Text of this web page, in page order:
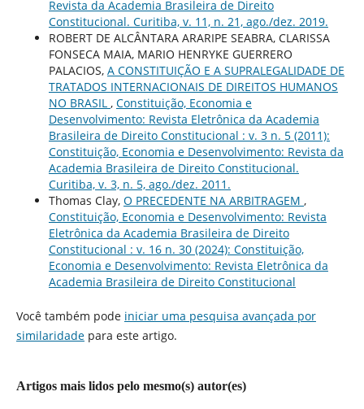
Revista da Academia Brasileira de Direito
Constitucional. Curitiba, v. 11, n. 21, ago./dez. 2019.
ROBERT DE ALCÂNTARA ARARIPE SEABRA, CLARISSA
FONSECA MAIA, MARIO HENRYKE GUERRERO
PALACIOS, A CONSTITUIÇÃO E A SUPRALEGALIDADE DE
TRATADOS INTERNACIONAIS DE DIREITOS HUMANOS
NO BRASIL , Constituição, Economia e
Desenvolvimento: Revista Eletrônica da Academia
Brasileira de Direito Constitucional : v. 3 n. 5 (2011):
Constituição, Economia e Desenvolvimento: Revista da
Academia Brasileira de Direito Constitucional.
Curitiba, v. 3, n. 5, ago./dez. 2011.
Thomas Clay, O PRECEDENTE NA ARBITRAGEM ,
Constituição, Economia e Desenvolvimento: Revista
Eletrônica da Academia Brasileira de Direito
Constitucional : v. 16 n. 30 (2024): Constituição,
Economia e Desenvolvimento: Revista Eletrônica da
Academia Brasileira de Direito Constitucional
Você também pode iniciar uma pesquisa avançada por
similaridadepara este artigo.
Artigos mais lidos pelo mesmo(s) autor(es)